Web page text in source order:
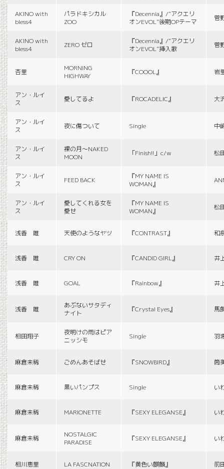
AKINO with
bless4
パラドキシカル
ZOO
『Decennia』/“アクエリ
オンEVOL”後期OPテーマ
菅
AKINO with
bless4
ZERO ゼロ
『Decennia』/“アクエリ
オンEVOL”挿入歌
菅
杏里
MORNING
HIGHWAY
『COOOL』 岩
アン・ルイ
ス
愛してるよ 『ROCADELIC』 大
アン・ルイ
ス
夜に傷ついて Single 中
アン・ルイ
ス
裸の月〜NAKED
MOON
「Finish!!」c/w 松
アン・ルイ
ス
FEED BACK
『MY NAME IS
WOMAN』
アン・ルイ
ス
愛してくれる女を
愛せ
『MY NAME IS
WOMAN』
松
浅香 唯 天使のようなヤツ 『CONTRAST』 和
浅香 唯 CRY ON 『CANDID GIRL』 井
浅香 唯 GOAL 『Rainbow』 井
浅香 唯
あぶないサタディ
ナイト
『Crystal Eyes』 馬
相田翔子
夜明けの雨はピア
ニッシモ
Single 羽
麻倉未稀 ごめんあそばせ 『SNOWBIRD』 筒
麻倉未稀 黒いパンプス Single い
麻倉未稀 MARIONETTE 『SEXY ELEGANSE』 い
麻倉未稀
NOSTALGIC
PARADISE
『SEXY ELEGANSE』 い
相川恵里 LA FASCNATION 『黄色い麒麟』 前